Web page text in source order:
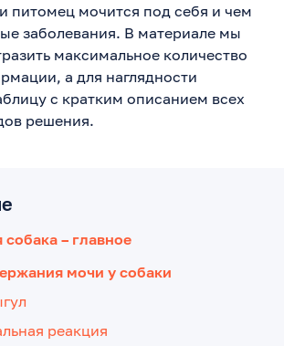
питомец мочится под себя и чем
заболевания. В материале мы
максимальное количество
а для наглядности
с кратким описанием всех
решения.
собака – главное
мочи у собаки
реакция